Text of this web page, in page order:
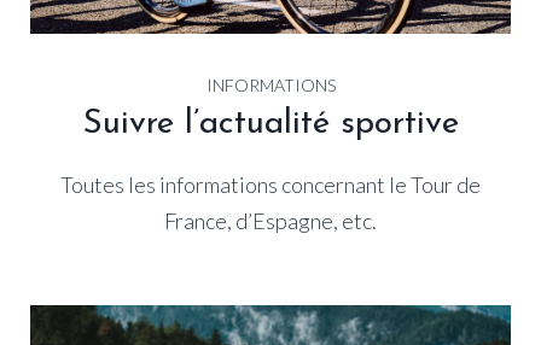
INFORMATIONS
Suivre l’actualité sportive
Toutes les informations concernant le Tour de
France, d’Espagne, etc.